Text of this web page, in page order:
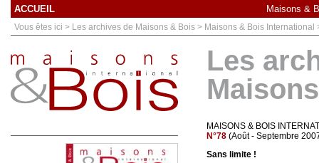
ACCUEIL Maisons &
Vous êtes ici > Les archives de Maisons & Bois > Maisons & Bois International
Les
MAISONS & BOIS
N°78 (Août - Septembre
Sans limite !